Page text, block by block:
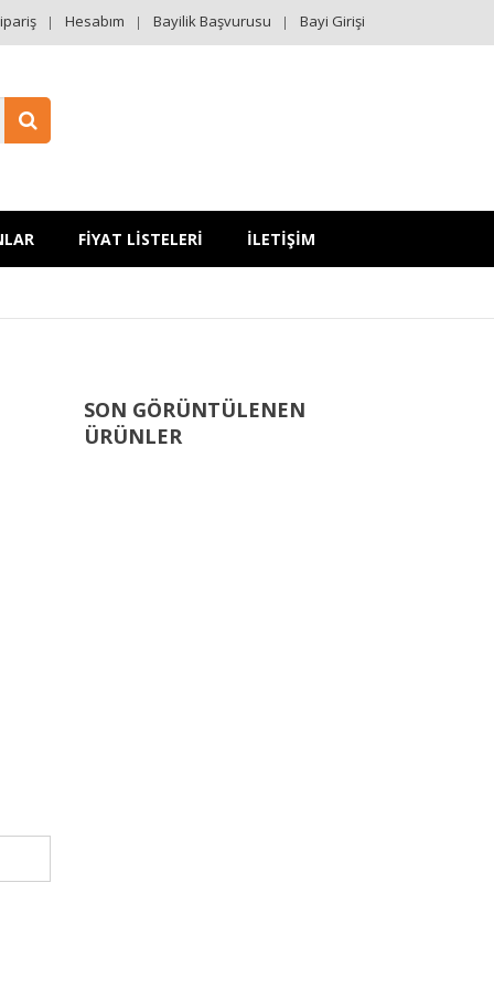
Hesabım Bayilik Başvurusu Bayi Girişi
FİYAT LİSTELERİ İLETİŞİM
SON GÖRÜNTÜLENEN
ÜRÜNLER